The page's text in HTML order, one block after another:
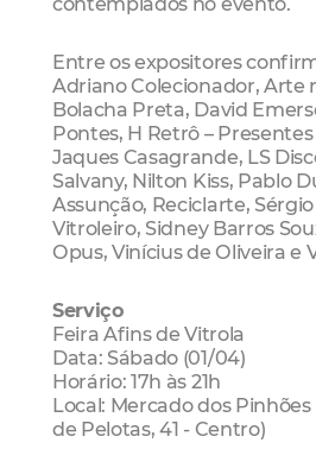
Entre os expositores
Adriano Colecionador, Arte
Bolacha Preta, David
Pontes, H Retrô –
Jaques Casagrande, LS
Salvany, Nilton Kiss, Pablo
Assunção, Reciclarte,
Vitroleiro, Sidney Barros
Opus, Vinícius de Oliveira e
Serviço
Feira Afins de Vitrola
Data: Sábado (01/04)
Horário: 17h às 21h
Local: Mercado dos
de Pelotas, 41 - Centro)